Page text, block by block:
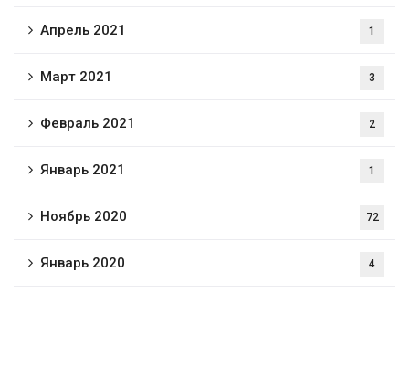
Апрель 2021 1
Март 2021 3
Февраль 2021 2
Январь 2021 1
Ноябрь 2020 72
Январь 2020 4